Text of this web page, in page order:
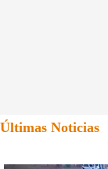
Últimas Noticias